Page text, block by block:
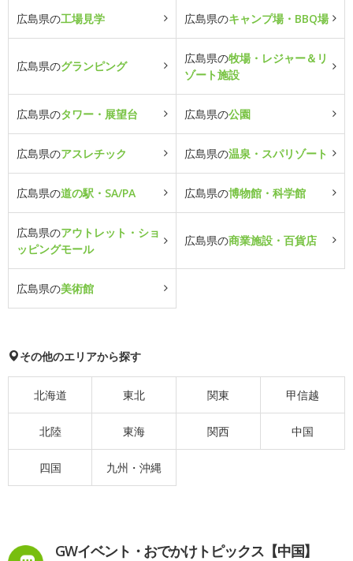
広島県の工場見学 広島県のキャンプ場・BBQ場
広島県のグランピング
広島県の牧場・レジャー＆リ
ゾート施設
広島県のタワー・展望台 広島県の公園
広島県のアスレチック 広島県の温泉・スパリゾート
広島県の道の駅・SA/PA 広島県の博物館・科学館
広島県のアウトレット・ショ
ッピングモール
広島県の商業施設・百貨店
広島県の美術館
その他のエリアから探す
北海道 東北 関東 甲信越
北陸 東海 関西 中国
四国 九州・沖縄
GWイベント・おでかけトピックス【中国】